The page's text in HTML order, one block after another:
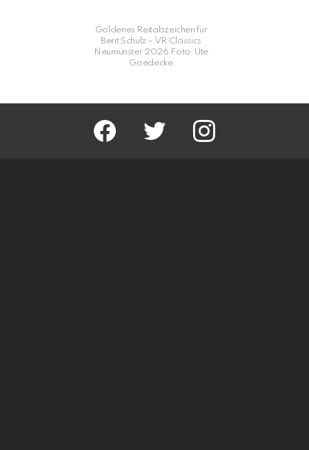
Goldenes Reitabzeichen für
Berit Schulz – VR Classics
Neumünster 2026 Foto: Ute
Goedecke
facebook twitter instagram